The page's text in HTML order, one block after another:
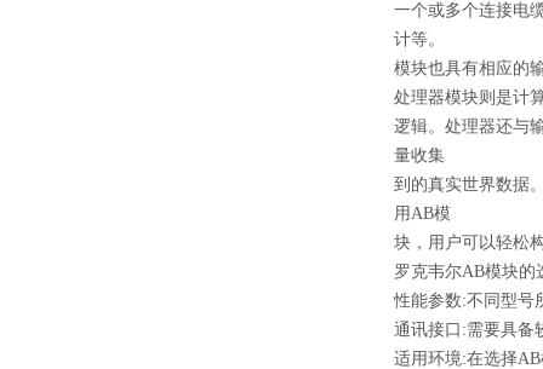
一个或多个连接电
计等。
模块也具有相应的
处理器模块则是计
逻辑。处理器还与
量收集
到的真实世界数据
用AB模
块，用户可以轻松
罗克韦尔AB模块的
性能参数:不同型号
通讯接口:需要具备
适用环境:在选择